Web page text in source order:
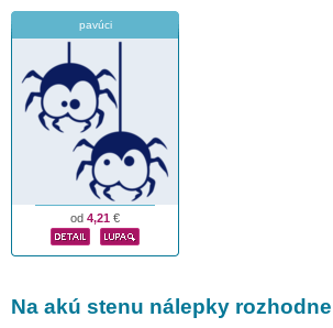
pavúci
od 4,21 €
Na akú stenu nálepky